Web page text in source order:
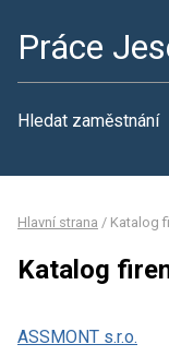
Práce
Hledat zaměstnání
Hlavní strana / Katalog
Katalog
ASSMONT s.r.o.